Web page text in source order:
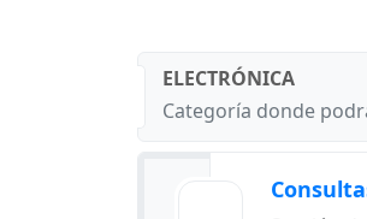
ELECTRÓNICA
Categoría donde